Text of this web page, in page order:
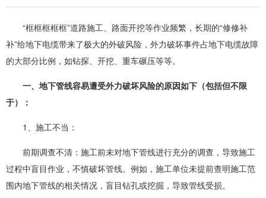
“框框框框框”道路施工、路面开挖等作业频繁，长期的“修修补
补”给地下电缆带来了极大的外破风险，外力破坏事件占地下电缆故障
的大部分比例，如钻探、开挖、重车碾压等等。
一、地下管线容易遭受外力破坏风险的原因如下（包括但不限
于）：
1、施工不当‌：
前期调查不清‌：施工前未对地下管线进行充分的调查，导致施工
过程中盲目作业，不慎破坏管线。例如，施工单位未提前查明施工范
围内地下管线的相关情况，盲目钻孔或挖掘，导致管线受损。